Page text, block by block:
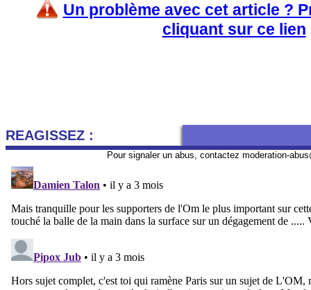
Un problème avec cet article ?
cliquant sur ce lien
REAGISSEZ :
Pour signaler un abus, contactez moderation-